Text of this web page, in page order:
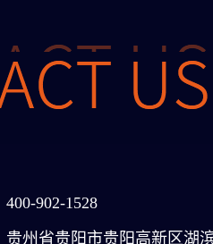
400-902-1528
贵州省贵阳市贵阳高新区湖